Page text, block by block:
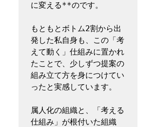
に変える**のです。
もともとボトム2割から出
発した私自身も、この「考
えて動く」仕組みに置かれ
たことで、少しずつ提案の
組み立て方を身につけてい
ったと実感しています。
属人化の組織と、「考える
仕組み」が根付いた組織